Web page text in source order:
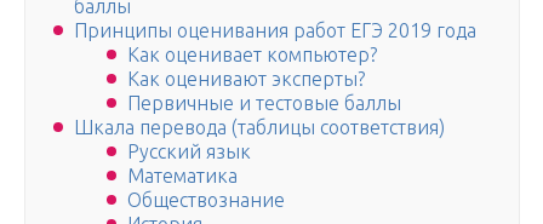
баллы
Принципы оценивания работ ЕГЭ 2019 года
Как оценивает компьютер?
Как оценивают эксперты?
Первичные и тестовые баллы
Шкала перевода (таблицы соответствия)
Русский язык
Математика
Обществознание